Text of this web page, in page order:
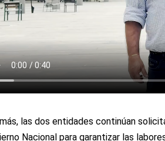
las dos entidades continúan
Nacional para garantizar las